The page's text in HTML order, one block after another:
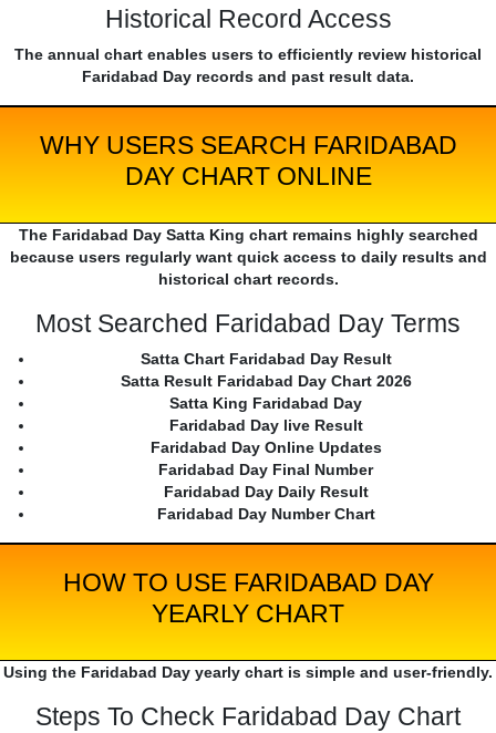
Historical Record Access
The annual chart enables users to efficiently review historical
Faridabad Day records and past result data.
WHY USERS SEARCH FARIDABAD
DAY CHART ONLINE
The Faridabad Day Satta King chart remains highly searched
because users regularly want quick access to daily results and
historical chart records.
Most Searched Faridabad Day Terms
Satta Chart Faridabad Day Result
Satta Result Faridabad Day Chart 2026
Satta King Faridabad Day
Faridabad Day live Result
Faridabad Day Online Updates
Faridabad Day Final Number
Faridabad Day Daily Result
Faridabad Day Number Chart
HOW TO USE FARIDABAD DAY
YEARLY CHART
Using the Faridabad Day yearly chart is simple and user-friendly.
Steps To Check Faridabad Day Chart